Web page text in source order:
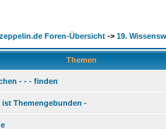
Foren-Übersicht -> 19.
Themen
- - - finden
Themengebunden -